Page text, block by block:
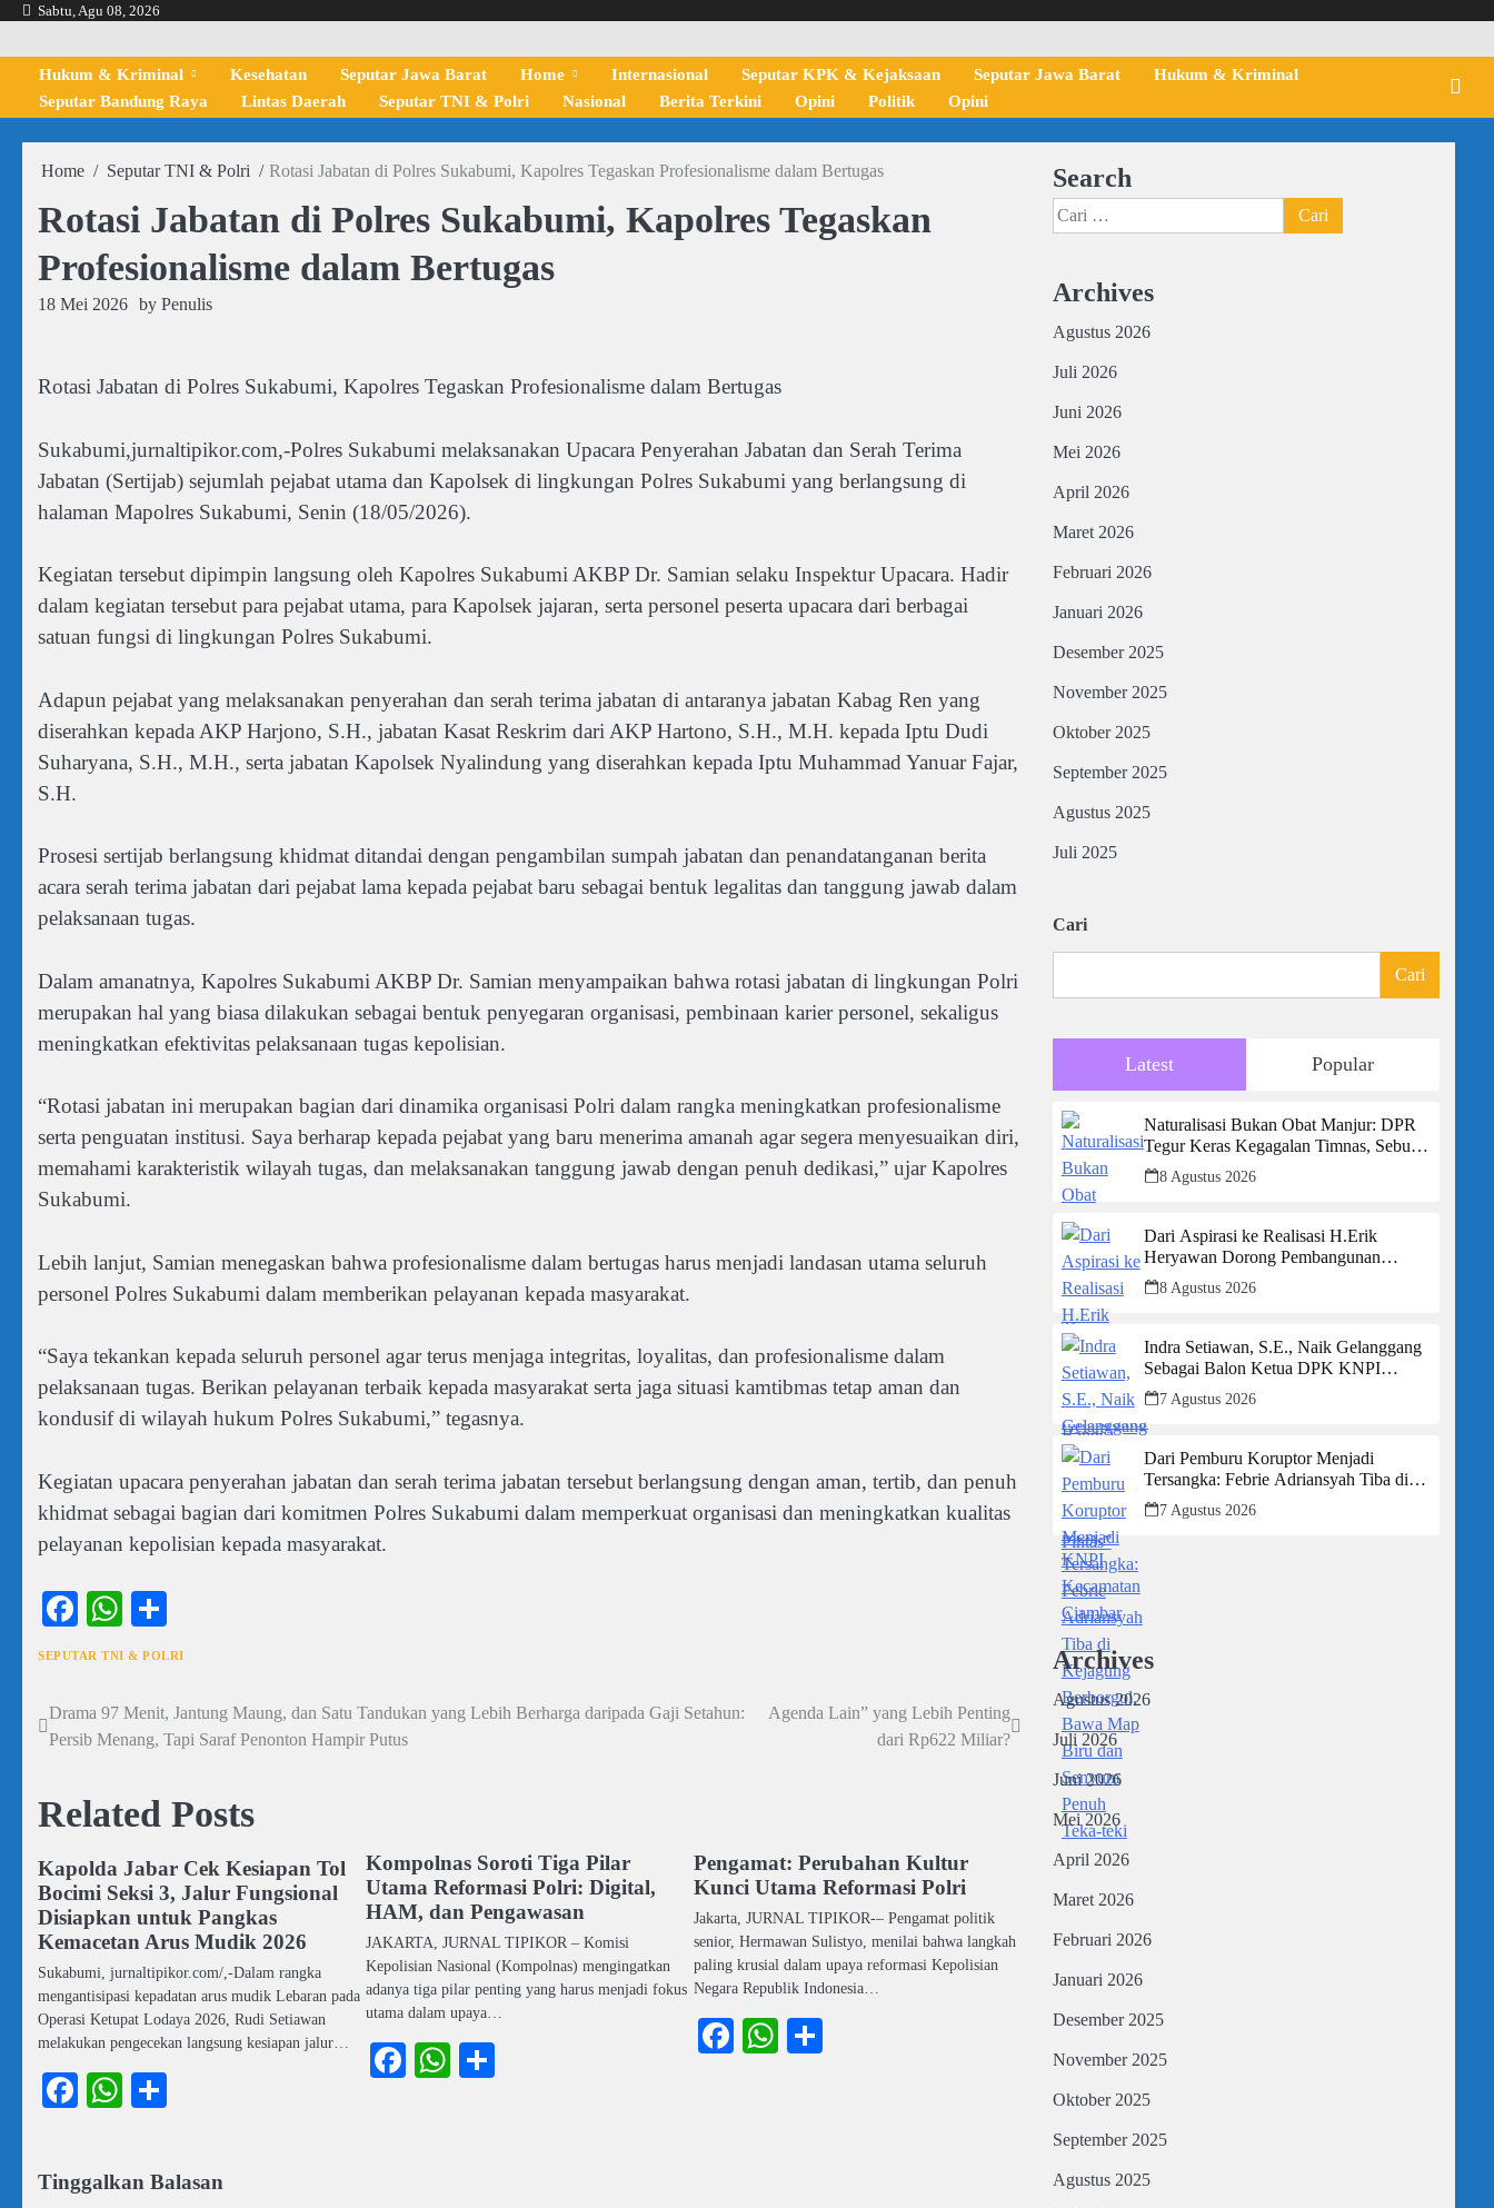
Skip
content
Sabtu, Agu 08, 2026
Hukum & Kriminal Kesehatan Seputar Jawa Barat Home Internasional Seputar KPK & Kejaksaan Seputar Jawa Barat
Hukum & Kriminal
Seputar Bandung Raya
Lintas Daerah Seputar TNI & Polri Nasional Berita Terkini Opini Politik Opini
Home Seputar TNI & Polri Rotasi Jabatan di Polres Sukabumi, Kapolres Tegaskan Profesionalisme dalam Bertugas
Rotasi Jabatan di Polres Sukabumi, Kapolres Tegaskan
Profesionalisme dalam Bertugas
18 Mei 2026 by Penulis
Rotasi Jabatan di Polres Sukabumi, Kapolres Tegaskan Profesionalisme dalam Bertugas
Sukabumi,jurnaltipikor.com,-Polres Sukabumi melaksanakan Upacara Penyerahan Jabatan dan Serah Terima
Jabatan (Sertijab) sejumlah pejabat utama dan Kapolsek di lingkungan Polres Sukabumi yang berlangsung di
halaman Mapolres Sukabumi, Senin (18/05/2026).
Kegiatan tersebut dipimpin langsung oleh Kapolres Sukabumi AKBP Dr. Samian selaku Inspektur Upacara. Hadir
dalam kegiatan tersebut para pejabat utama, para Kapolsek jajaran, serta personel peserta upacara dari berbagai
satuan fungsi di lingkungan Polres Sukabumi.
Adapun pejabat yang melaksanakan penyerahan dan serah terima jabatan di antaranya jabatan Kabag Ren yang
diserahkan kepada AKP Harjono, S.H., jabatan Kasat Reskrim dari AKP Hartono, S.H., M.H. kepada Iptu Dudi
Suharyana, S.H., M.H., serta jabatan Kapolsek Nyalindung yang diserahkan kepada Iptu Muhammad Yanuar Fajar,
S.H.
Prosesi sertijab berlangsung khidmat ditandai dengan pengambilan sumpah jabatan dan penandatanganan berita
acara serah terima jabatan dari pejabat lama kepada pejabat baru sebagai bentuk legalitas dan tanggung jawab dalam
pelaksanaan tugas.
Dalam amanatnya, Kapolres Sukabumi AKBP Dr. Samian menyampaikan bahwa rotasi jabatan di lingkungan Polri
merupakan hal yang biasa dilakukan sebagai bentuk penyegaran organisasi, pembinaan karier personel, sekaligus
meningkatkan efektivitas pelaksanaan tugas kepolisian.
“Rotasi jabatan ini merupakan bagian dari dinamika organisasi Polri dalam rangka meningkatkan profesionalisme
serta penguatan institusi. Saya berharap kepada pejabat yang baru menerima amanah agar segera menyesuaikan diri,
memahami karakteristik wilayah tugas, dan melaksanakan tanggung jawab dengan penuh dedikasi,” ujar Kapolres
Sukabumi.
Lebih lanjut, Samian menegaskan bahwa profesionalisme dalam bertugas harus menjadi landasan utama seluruh
personel Polres Sukabumi dalam memberikan pelayanan kepada masyarakat.
“Saya tekankan kepada seluruh personel agar terus menjaga integritas, loyalitas, dan profesionalisme dalam
pelaksanaan tugas. Berikan pelayanan terbaik kepada masyarakat serta jaga situasi kamtibmas tetap aman dan
kondusif di wilayah hukum Polres Sukabumi,” tegasnya.
Kegiatan upacara penyerahan jabatan dan serah terima jabatan tersebut berlangsung dengan aman, tertib, dan penuh
khidmat sebagai bagian dari komitmen Polres Sukabumi dalam memperkuat organisasi dan meningkatkan kualitas
pelayanan kepolisian kepada masyarakat.
Facebook
WhatsApp
SEPUTAR TNI & POLRI
Navigasi
Drama 97 Menit, Jantung Maung, dan Satu Tandukan yang Lebih Berharga daripada Gaji Setahun:
Persib Menang, Tapi Saraf Penonton Hampir Putus
Agenda Lain” yang Lebih Penting
dari Rp622 Miliar?
Related Posts
Kapolda Jabar Cek Kesiapan Tol
Bocimi Seksi 3, Jalur Fungsional
Disiapkan untuk Pangkas
Kemacetan Arus Mudik 2026
Sukabumi, jurnaltipikor.com/,-Dalam rangka
mengantisipasi kepadatan arus mudik Lebaran pada
Operasi Ketupat Lodaya 2026, Rudi Setiawan
melakukan pengecekan langsung kesiapan jalur…
Facebook
WhatsApp
Kompolnas Soroti Tiga Pilar
Utama Reformasi Polri: Digital,
HAM, dan Pengawasan
JAKARTA, JURNAL TIPIKOR – Komisi
Kepolisian Nasional (Kompolnas) mengingatkan
adanya tiga pilar penting yang harus menjadi fokus
utama dalam upaya…
Facebook
WhatsApp
Pengamat: Perubahan Kultur
Kunci Utama Reformasi Polri
Jakarta, JURNAL TIPIKOR-– Pengamat politik
senior, Hermawan Sulistyo, menilai bahwa langkah
paling krusial dalam upaya reformasi Kepolisian
Negara Republik Indonesia…
Facebook
WhatsApp
Tinggalkan Balasan
Search
Cari
untuk:
Archives
Agustus 2026
Juli 2026
Juni 2026
Mei 2026
April 2026
Maret 2026
Februari 2026
Januari 2026
Desember 2025
November 2025
Oktober 2025
September 2025
Agustus 2025
Juli 2025
Cari
Cari
Latest Popular
Naturalisasi Bukan Obat Manjur: DPR
Tegur Keras Kegagalan Timnas, Sebut
Potensi Anak Bangsa Terabaikan Demi
“Jalan Pintas”
8 Agustus 2026
Dari Aspirasi ke Realisasi H.Erik
Heryawan Dorong Pembangunan
Infrastruktur Jalan Cikalong Bunder
8 Agustus 2026
Indra Setiawan, S.E., Naik Gelanggang
Sebagai Balon Ketua DPK KNPI
Kecamatan Ciambar
7 Agustus 2026
Dari Pemburu Koruptor Menjadi
Tersangka: Febrie Adriansyah Tiba di
Kejagung Berborgol, Bawa Map Biru
dan Senyum Penuh Teka-teki
7 Agustus 2026
Archives
Agustus 2026
Juli 2026
Juni 2026
Mei 2026
April 2026
Maret 2026
Februari 2026
Januari 2026
Desember 2025
November 2025
Oktober 2025
September 2025
Agustus 2025